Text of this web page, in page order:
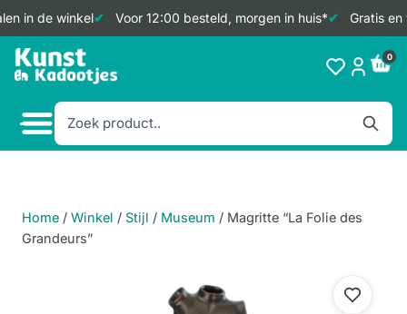
in de winkel Voor 12:00 besteld, morgen in huis* Gratis en
Doorgaan
naar
0
Home / Winkel / Stijl / Museum / Magritte “La Folie des
Grandeurs”